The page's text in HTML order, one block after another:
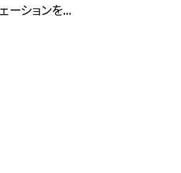
ェーションを...